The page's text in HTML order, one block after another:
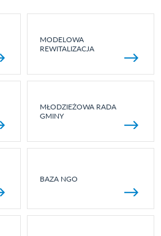
MODELOWA
REWITALIZACJA
MŁODZIEŻOWA RADA
GMINY
BAZA NGO